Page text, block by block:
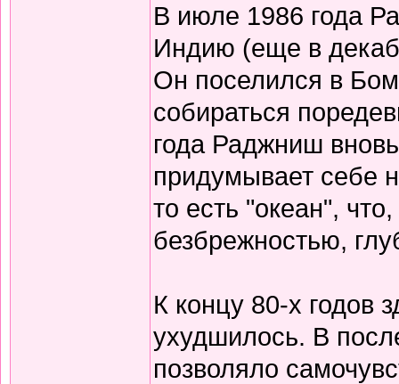
В июле 1986 года
Индию (еще в
Он поселился в
собираться
года Раджниш
придумывает себе
то есть "океан",
безбрежностью,
К концу 80-х годов
ухудшилось. В
позволяло